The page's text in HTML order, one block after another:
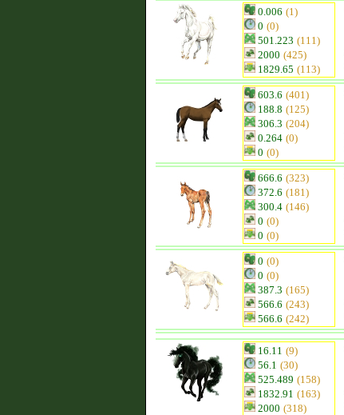
0.006 (1)
0 (0)
501.223 (111)
2000 (425)
1829.65 (113)
603.6 (401)
188.8 (125)
306.3 (204)
0.264 (0)
0 (0)
666.6 (323)
372.6 (181)
300.4 (146)
0 (0)
0 (0)
0 (0)
0 (0)
387.3 (165)
566.6 (243)
566.6 (242)
16.11 (9)
56.1 (30)
525.489 (158)
1832.91 (163)
2000 (318)